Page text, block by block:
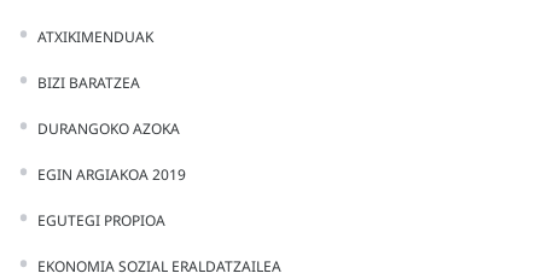
ATXIKIMENDUAK
BIZI BARATZEA
DURANGOKO AZOKA
EGIN ARGIAKOA 2019
EGUTEGI PROPIOA
EKONOMIA SOZIAL ERALDATZAILEA